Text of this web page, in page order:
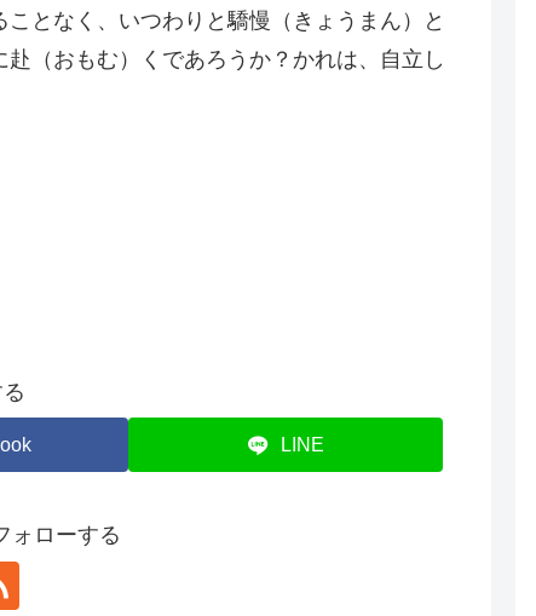
となく、いつわりと驕慢（きょうまん）と
（おもむ）くであろうか？かれは、自立し
LINE
ォローする